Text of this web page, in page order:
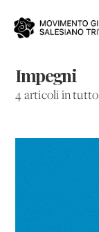
Impegni
4 articoli in tutto